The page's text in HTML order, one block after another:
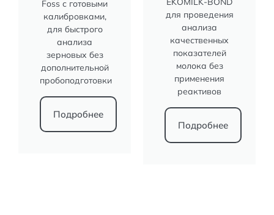
Foss с готовыми
калибровками,
для быстрого
анализа
зерновых без
дополнительной
пробоподготовки
Подробнее
для проведения
анализа
качественных
показателей
молока без
применения
реактивов
Подробнее